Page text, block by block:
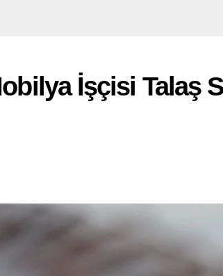
İşçisi Talaş